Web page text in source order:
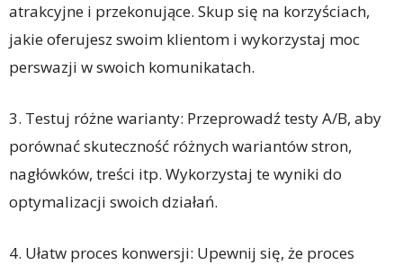
atrakcyjne i przekonujące. Skup się na korzyściach,
jakie oferujesz swoim klientom i wykorzystaj moc
perswazji w swoich komunikatach.
3. Testuj różne warianty: Przeprowadź testy A/B, aby
porównać skuteczność różnych wariantów stron,
nagłówków, treści itp. Wykorzystaj te wyniki do
optymalizacji swoich działań.
4. Ułatw proces konwersji: Upewnij się, że proces